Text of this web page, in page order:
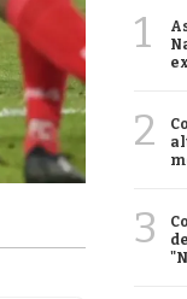
1
2
3